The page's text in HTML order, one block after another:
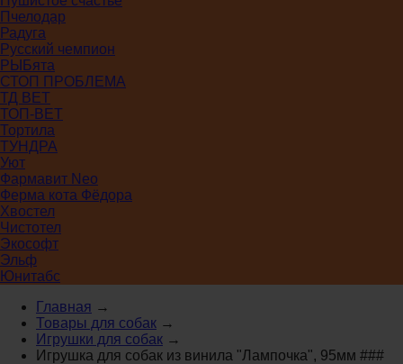
Пчелодар
Радуга
Русский чемпион
РЫБята
СТОП ПРОБЛЕМА
ТД ВЕТ
ТОП-ВЕТ
Тортила
ТУНДРА
Уют
Фармавит Neo
Ферма кота Фёдора
Хвостел
Чистотел
Экософт
Эльф
Юнитабс
Главная →
Товары для собак →
Игрушки для собак →
Игрушка для собак из винила "Лампочка", 95мм ###